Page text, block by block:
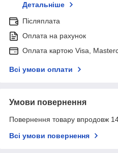
Детальніше
Післяплата
Оплата на рахунок
Оплата картою Visa,
Всі умови оплати
Умови повернення
Повернення товару впродовж
Всі умови повернення